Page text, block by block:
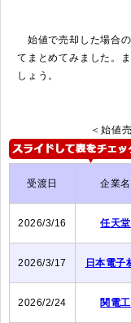
始値で売却した場合
てまとめてみました。
しょう。
＜始値
受渡日 企業名
2026/3/16 任天堂
2026/3/17 日本電子
2026/2/24 関電工